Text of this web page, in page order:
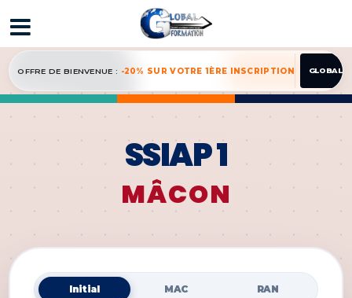
OFFRE DE BIENVENUE : -20% SUR VOTRE 1ÈRE INSCRIPTION GLOBAL20
SSIAP 1
MÂCON
Initial MAC RAN